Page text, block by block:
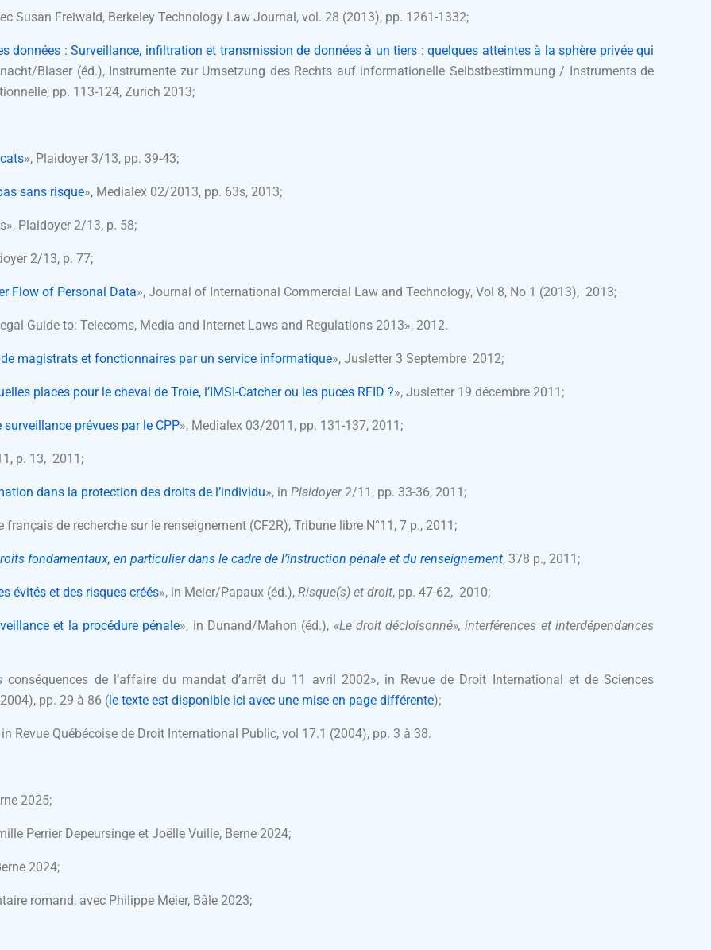
Susan Freiwald, Berkeley Technology Law Journal, vol. 28 (2013), pp. 1261-1332;
données : Surveillance, infiltration et transmission de données à un tiers : quelques atteintes à la sphère privée qui
Blaser (éd.), Instrumente zur Umsetzung des Rechts auf informationelle Selbstbestimmung / Instruments de
pp. 113-124, Zurich 2013;
», Plaidoyer 3/13, pp. 39-43;
sans risque», Medialex 02/2013, pp. 63s, 2013;
Plaidoyer 2/13, p. 58;
2/13, p. 77;
Flow of Personal Data», Journal of International Commercial Law and Technology, Vol 8, No 1 (2013), 2013;
Guide to: Telecoms, Media and Internet Laws and Regulations 2013», 2012.
magistrats et fonctionnaires par un service informatique», Jusletter 3 Septembre 2012;
places pour le cheval de Troie, l’IMSI-Catcher ou les puces RFID ?», Jusletter 19 décembre 2011;
prévues par le CPP», Medialex 03/2011, pp. 131-137, 2011;
p. 13, 2011;
dans la protection des droits de l’individu», in Plaidoyer2/11, pp. 33-36, 2011;
français de recherche sur le renseignement (CF2R), Tribune libre N°11, 7 p., 2011;
fondamentaux, en particulier dans le cadre de l’instruction pénale et du renseignement, 378 p., 2011;
évités et des risques créés», in Meier/Papaux (éd.), Risque(s) et droit, pp. 47-62, 2010;
et la procédure pénale», in Dunand/Mahon (éd.), «Le droit décloisonné», interférences et interdépendances
conséquences de l’affaire du mandat d’arrêt du 11 avril 2002», in Revue de Droit International et de Sciences
pp. 29 à 86 (le texte est disponible ici avec une mise en page différente);
in Revue Québécoise de Droit International Public, vol 17.1 (2004), pp. 3 à 38.
2025;
Perrier Depeursinge et Joëlle Vuille, Berne 2024;
2024;
romand, avec Philippe Meier, Bâle 2023;